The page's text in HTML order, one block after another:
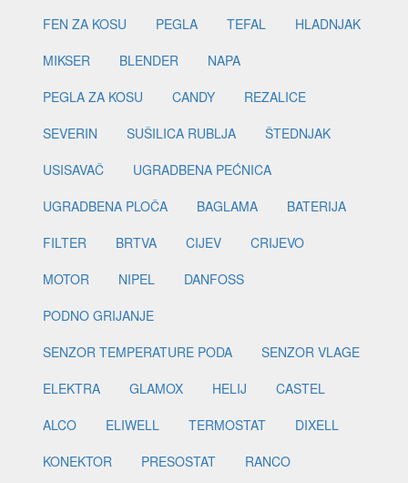
FEN ZA KOSU
PEGLA TEFAL
HLADNJAK
MIKSER
BLENDER
NAPA
PEGLA ZA KOSU
CANDY
REZALICE
SEVERIN
SUŠILICA RUBLJA
ŠTEDNJAK
USISAVAČ
UGRADBENA PEĆNICA
UGRADBENA PLOČA
BAGLAMA
BATERIJA
FILTER
BRTVA CIJEV
CRIJEVO
MOTOR
NIPEL
DANFOSS
PODNO GRIJANJE
SENZOR TEMPERATURE PODA
SENZOR VLAGE
ELEKTRA
GLAMOX HELIJ
CASTEL
ALCO
ELIWELL TERMOSTAT
DIXELL
KONEKTOR
PRESOSTAT
RANCO